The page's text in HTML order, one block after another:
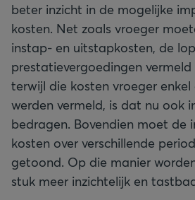
beter inzicht in de mogelijke
kosten. Net zoals vroeger
instap- en uitstapkosten, de
prestatievergoedingen
terwijl die kosten vroeger
werden vermeld, is dat nu ook
bedragen. Bovendien moet de
kosten over verschillende
getoond. Op die manier
stuk meer inzichtelijk en